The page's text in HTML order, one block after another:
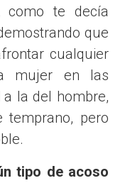
como te decía
que
cualquier
mujer en las
la del hombre,
temprano, pero
tipo de acoso